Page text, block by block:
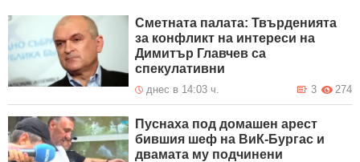
Сметната палата: Твърденията
за конфликт на интереси на
Димитър Главчев са
спекулативни
днес в 14:03 ч. 274
3
Пуснаха под домашен арест
бившия шеф на ВиК-Бургас и
двамата му подчинени